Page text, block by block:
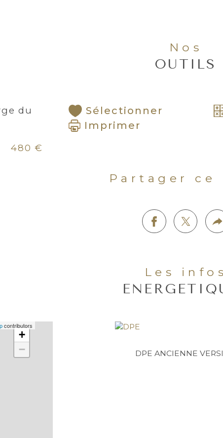
du
480 €
Nos
OUTILS
Sélectionner
Imprimer
Partager ce
+
−
contributors
Les infos
DPE ANCIENNE